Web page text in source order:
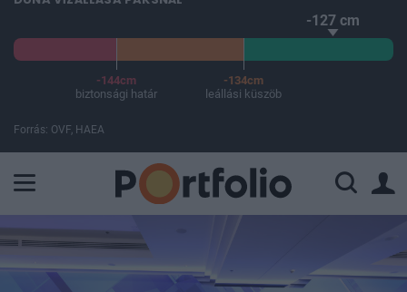
-127 cm
-144cm
biztonsági határ
-134cm
leállási küszöb
Forrás: OVF, HAEA